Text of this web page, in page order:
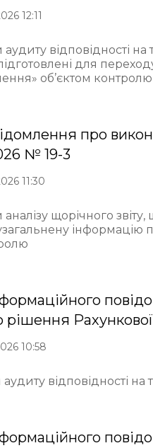
12:11
відповідності
для
об’єктом контролю
про
№ 19-3
11:30
щорічного
Рахункової
10:58
аудиту відповідності